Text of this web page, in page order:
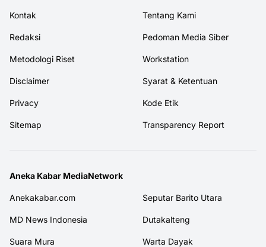
Kontak Tentang Kami
Redaksi Pedoman Media Siber
Metodologi Riset Workstation
Disclaimer Syarat & Ketentuan
Privacy Kode Etik
Sitemap Transparency Report
Aneka Kabar MediaNetwork
Anekakabar.com Seputar Barito Utara
MD News Indonesia Dutakalteng
Suara Mura Warta Dayak